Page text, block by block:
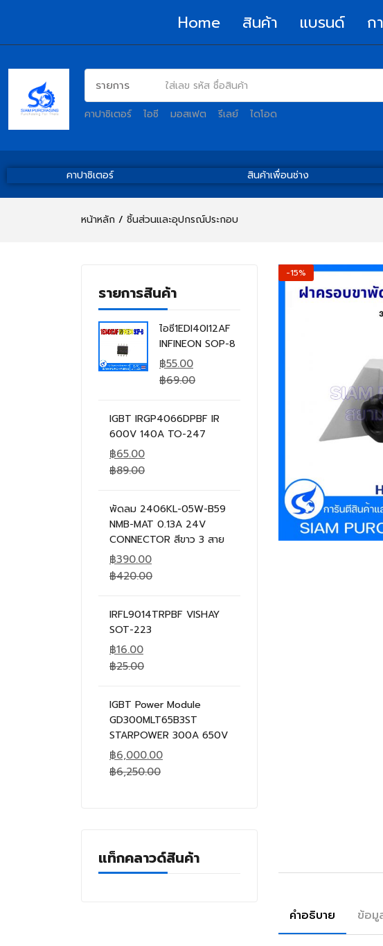
Home สินค้า แบรนด์ ก
คาปาซิเตอร์ ไอซี มอสเฟต รีเลย์ ไดโอด
คาปาซิเตอร์ สินค้าเพื่อนช่าง
หน้าหลัก ชิ้นส่วนและอุปกรณ์ประกอบ
รายการสินค้า
ไอซี1EDI40I12AF
INFINEON SOP-8
฿55.00
฿69.00
IGBT IRGP4066DPBF IR
600V 140A TO-247
฿65.00
฿89.00
พัดลม 2406KL-05W-B59
NMB-MAT 0.13A 24V
CONNECTOR สีขาว 3 สาย
฿390.00
฿420.00
IRFL9014TRPBF VISHAY
SOT-223
฿16.00
฿25.00
IGBT Power Module
GD300MLT65B3ST
STARPOWER 300A 650V
฿6,000.00
฿6,250.00
แท็กคลาวด์สินค้า
-15%
คำอธิบาย ข้อมู